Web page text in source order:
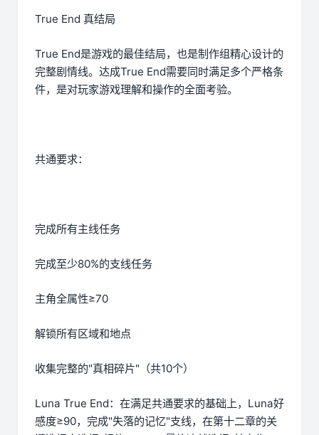
True End 真结局
True End是游戏的最佳结局，也是制作组精心设计的
完整剧情线。达成True End需要同时满足多个严格条
件，是对玩家游戏理解和操作的全面考验。
共通要求：
完成所有主线任务
完成至少80%的支线任务
主角全属性≥70
解锁所有区域和地点
收集完整的"真相碎片"（共10个）
Luna True End：在满足共通要求的基础上，Luna好
感度≥90，完成"失落的记忆"支线，在第十二章的关